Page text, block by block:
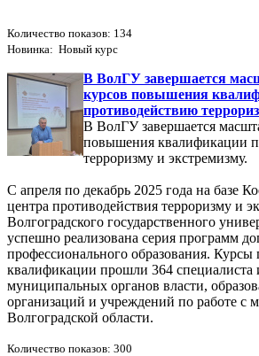
Количество показов: 134
Новинка: Новый курс
В ВолГУ завершается
курсов повышения
противодействию
В ВолГУ завершается
повышения квалификации
терроризму и экстремизму.
С апреля по декабрь 2025 года на базе
центра противодействия терроризму и
Волгоградского государственного
успешно реализована серия программ
профессионального образования.
квалификации прошли 364 специалиста
муниципальных органов власти,
организаций и учреждений по работе с
Волгоградской области.
Количество показов: 300